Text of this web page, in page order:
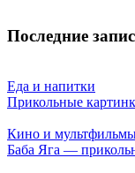
Последние
Еда и напитки
Прикольные
Кино и
Баба Яга —